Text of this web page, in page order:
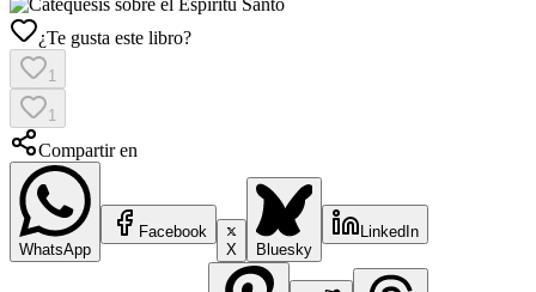
¿Te gusta este libro?
1
1
Compartir en
WhatsApp
Facebook
X
Bluesky
LinkedIn